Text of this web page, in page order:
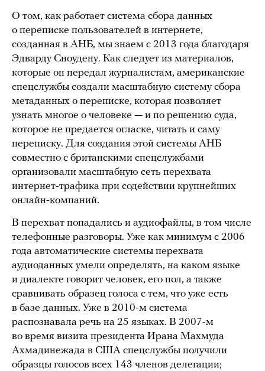
О том, как работает система сбора данных
о переписке пользователей в интернете,
созданная в АНБ, мы знаем с 2013 года благодаря
Эдварду Сноудену. Как следует из материалов,
которые он передал журналистам, американские
спецслужбы создали масштабную систему сбора
метаданных о переписке, которая позволяет
узнать многое о человеке — и по решению суда,
которое не предается огласке, читать и саму
переписку. Для создания этой системы АНБ
совместно с британскими спецслужбами
организовали масштабную сеть перехвата
интернет-трафика при содействии крупнейших
онлайн-компаний.
В перехват попадались и аудиофайлы, в том числе
телефонные разговоры. Уже как минимум с 2006
года автоматические системы перехвата
аудиоданных умели определять, на каком языке
и диалекте говорит человек, его пол, а также
сравнивать образец голоса с тем, что уже есть
в базе данных. Уже в 2010-м система
распознавала речь на 25 языках. В 2007-м
во время визита президента Ирана Махмуда
Ахмадинежада в США спецслужбы получили
образцы голосов всех 143 членов делегации;